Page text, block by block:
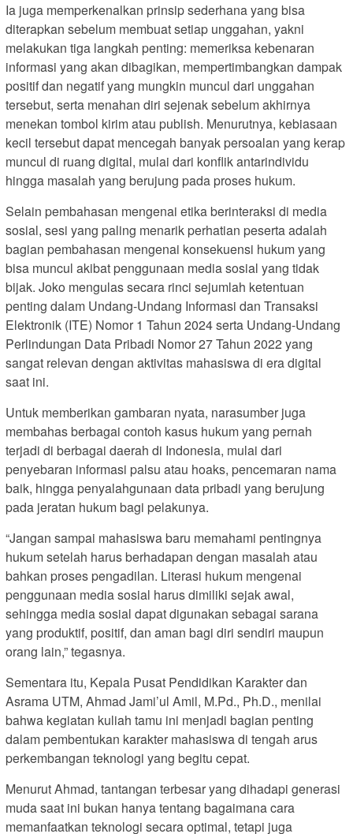
Ia juga memperkenalkan prinsip sederhana yang bisa
diterapkan sebelum membuat setiap unggahan, yakni
melakukan tiga langkah penting: memeriksa kebenaran
informasi yang akan dibagikan, mempertimbangkan dampak
positif dan negatif yang mungkin muncul dari unggahan
tersebut, serta menahan diri sejenak sebelum akhirnya
menekan tombol kirim atau publish. Menurutnya, kebiasaan
kecil tersebut dapat mencegah banyak persoalan yang kerap
muncul di ruang digital, mulai dari konflik antarindividu
hingga masalah yang berujung pada proses hukum.
Selain pembahasan mengenai etika berinteraksi di media
sosial, sesi yang paling menarik perhatian peserta adalah
bagian pembahasan mengenai konsekuensi hukum yang
bisa muncul akibat penggunaan media sosial yang tidak
bijak. Joko mengulas secara rinci sejumlah ketentuan
penting dalam Undang-Undang Informasi dan Transaksi
Elektronik (ITE) Nomor 1 Tahun 2024 serta Undang-Undang
Perlindungan Data Pribadi Nomor 27 Tahun 2022 yang
sangat relevan dengan aktivitas mahasiswa di era digital
saat ini.
Untuk memberikan gambaran nyata, narasumber juga
membahas berbagai contoh kasus hukum yang pernah
terjadi di berbagai daerah di Indonesia, mulai dari
penyebaran informasi palsu atau hoaks, pencemaran nama
baik, hingga penyalahgunaan data pribadi yang berujung
pada jeratan hukum bagi pelakunya.
“Jangan sampai mahasiswa baru memahami pentingnya
hukum setelah harus berhadapan dengan masalah atau
bahkan proses pengadilan. Literasi hukum mengenai
penggunaan media sosial harus dimiliki sejak awal,
sehingga media sosial dapat digunakan sebagai sarana
yang produktif, positif, dan aman bagi diri sendiri maupun
orang lain,” tegasnya.
Sementara itu, Kepala Pusat Pendidikan Karakter dan
Asrama UTM, Ahmad Jami’ul Amil, M.Pd., Ph.D., menilai
bahwa kegiatan kuliah tamu ini menjadi bagian penting
dalam pembentukan karakter mahasiswa di tengah arus
perkembangan teknologi yang begitu cepat.
Menurut Ahmad, tantangan terbesar yang dihadapi generasi
muda saat ini bukan hanya tentang bagaimana cara
memanfaatkan teknologi secara optimal, tetapi juga